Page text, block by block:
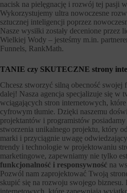
nacisk na pielęgnację i rozwój tej pasji
Wykorzystujemy ultra nowoczesne
sztucznej inteligencji poprzez
Nasze wysiłki zostały decenione przez
Wielkiej Wody – jesteśmy m.in.
Funnels, RankMath.
TANIE czy SKUTECZNE strony
Chcesz stworzyć silną obecność
dalej! Nasza agencja specjalizuje się w
wciągających stron internetowych,
cyfrowym tłumie. Dzięki naszemu
projektantów i programistów
stworzenia unikalnego projektu, który
marki i przyciągnie uwagę
trendy i technologie w projektowaniu
marketingowe, zapewniamy nie tylko
funkcjonalność i responsywność na
Pozwól nam zaprojektować Twoją
skupić się na rozwoju swojego biznesu.